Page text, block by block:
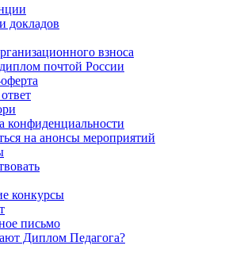
докладов
взноса
диплом почтой России
конфиденциальности
на анонсы мероприятий
конкурсы
письмо
Диплом Педагога?